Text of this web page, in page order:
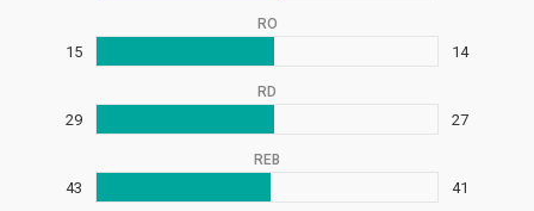
RO
15 14
RD
29 27
REB
43 41